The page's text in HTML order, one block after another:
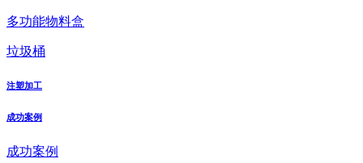
多功能物料盒
垃圾桶
注塑加工
成功案例
成功案例